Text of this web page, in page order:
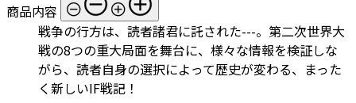
商品内容
戦争の行方は、読者諸君に託された---。第二次世界大
戦の8つの重大局面を舞台に、様々な情報を検証しな
がら、読者自身の選択によって歴史が変わる、まった
く新しいIF戦記！